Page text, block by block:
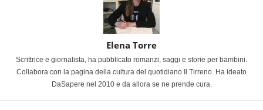
Elena Torre
Scrittrice e giornalista, ha pubblicato romanzi, saggi e storie per bambini.
Collabora con la pagina della cultura del quotidiano Il Tirreno. Ha ideato
DaSapere nel 2010 e da allora se ne prende cura.